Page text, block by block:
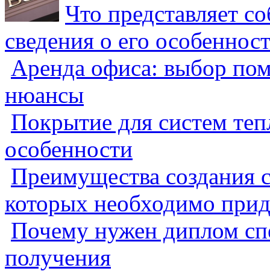
Что представляет
сведения о его
Аренда офиса: выбор
нюансы
Покрытие для систем
особенности
Преимущества создания
которых необходимо
Почему нужен диплом
получения